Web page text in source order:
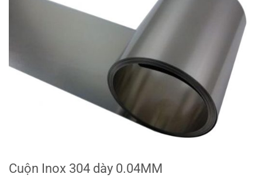
Cuộn Inox 304 dày 0.04MM